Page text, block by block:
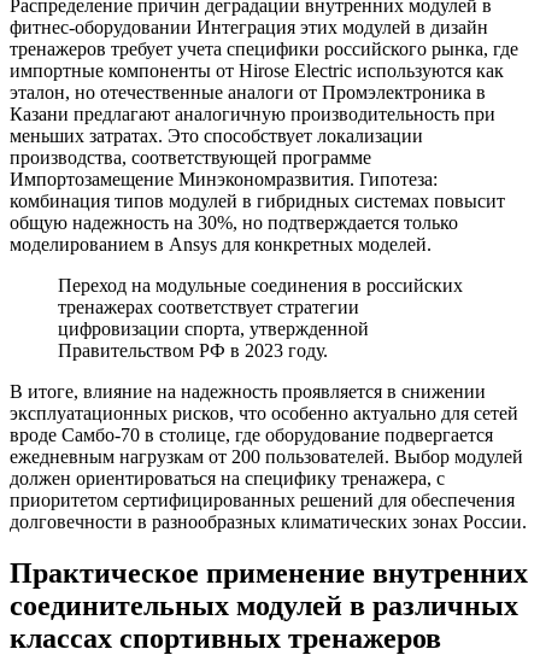
Распределение причин деградации внутренних модулей в
фитнес-оборудовании Интеграция этих модулей в дизайн
тренажеров требует учета специфики российского рынка, где
импортные компоненты от Hirose Electric используются как
эталон, но отечественные аналоги от Промэлектроника в
Казани предлагают аналогичную производительность при
меньших затратах. Это способствует локализации
производства, соответствующей программе
Импортозамещение Минэкономразвития. Гипотеза:
комбинация типов модулей в гибридных системах повысит
общую надежность на 30%, но подтверждается только
моделированием в Ansys для конкретных моделей.
Переход на модульные соединения в российских
тренажерах соответствует стратегии
цифровизации спорта, утвержденной
Правительством РФ в 2023 году.
В итоге, влияние на надежность проявляется в снижении
эксплуатационных рисков, что особенно актуально для сетей
вроде Самбо-70 в столице, где оборудование подвергается
ежедневным нагрузкам от 200 пользователей. Выбор модулей
должен ориентироваться на специфику тренажера, с
приоритетом сертифицированных решений для обеспечения
долговечности в разнообразных климатических зонах России.
Практическое применение внутренних
соединительных модулей в различных
классах спортивных тренажеров